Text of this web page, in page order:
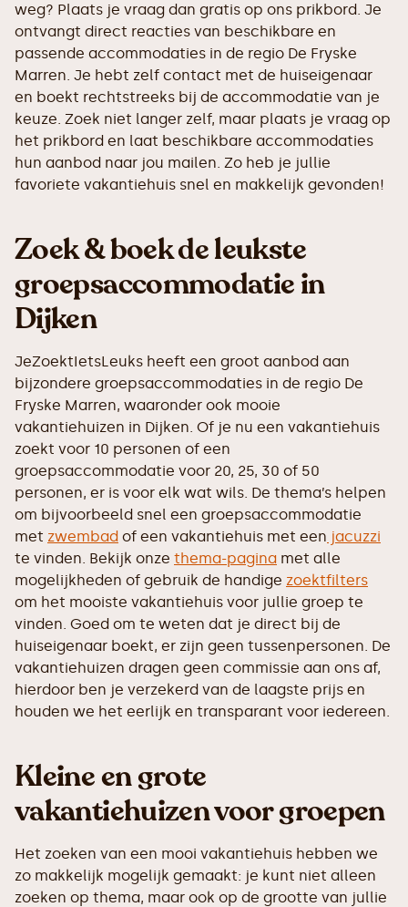
weg? Plaats je vraag dan gratis op ons prikbord. Je
ontvangt direct reacties van beschikbare en
passende accommodaties in de regio De Fryske
Marren. Je hebt zelf contact met de huiseigenaar
en boekt rechtstreeks bij de accommodatie van je
keuze. Zoek niet langer zelf, maar plaats je vraag op
het prikbord en laat beschikbare accommodaties
hun aanbod naar jou mailen. Zo heb je jullie
favoriete vakantiehuis snel en makkelijk gevonden!
Zoek & boek de leukste
groepsaccommodatie in
Dijken
JeZoektIetsLeuks heeft een groot aanbod aan
bijzondere groepsaccommodaties in de regio De
Fryske Marren, waaronder ook mooie
vakantiehuizen in Dijken. Of je nu een vakantiehuis
zoekt voor 10 personen of een
groepsaccommodatie voor 20, 25, 30 of 50
personen, er is voor elk wat wils. De thema’s helpen
om bijvoorbeeld snel een groepsaccommodatie
met zwembad of een vakantiehuis met een jacuzzi
te vinden. Bekijk onze thema-pagina met alle
mogelijkheden of gebruik de handige zoektfilters
om het mooiste vakantiehuis voor jullie groep te
vinden. Goed om te weten dat je direct bij de
huiseigenaar boekt, er zijn geen tussenpersonen. De
vakantiehuizen dragen geen commissie aan ons af,
hierdoor ben je verzekerd van de laagste prijs en
houden we het eerlijk en transparant voor iedereen.
Kleine en grote
vakantiehuizen voor groepen
Het zoeken van een mooi vakantiehuis hebben we
zo makkelijk mogelijk gemaakt: je kunt niet alleen
zoeken op thema, maar ook op de grootte van jullie